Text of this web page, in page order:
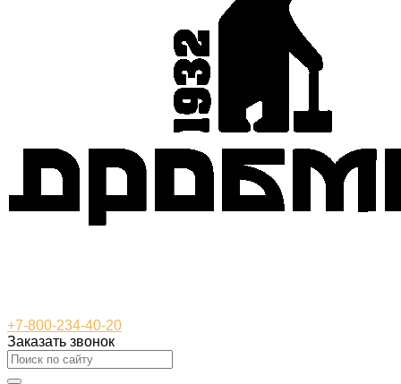
+7-800-234-40-20
Заказать звонок